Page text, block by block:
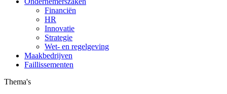
Financiën
HR
Innovatie
Strategie
Wet- en regelgeving
Maakbedrijven
Faillissementen
Thema's